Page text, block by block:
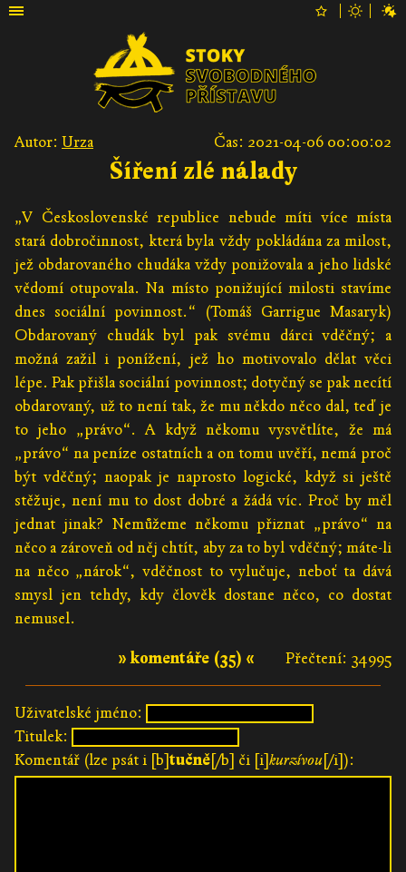
Autor: Urza Čas: 2021-04-06 00:00:02
Šíření zlé nálady
„V Československé republice nebude míti více místa
stará dobročinnost, která byla vždy pokládána za milost,
jež obdarovaného chudáka vždy ponižovala a jeho lidské
vědomí otupovala. Na místo ponižující milosti stavíme
dnes sociální povinnost.“ (Tomáš Garrigue Masaryk)
Obdarovaný chudák byl pak svému dárci vděčný; a
možná zažil i ponížení, jež ho motivovalo dělat věci
lépe. Pak přišla sociální povinnost; dotyčný se pak necítí
obdarovaný, už to není tak, že mu někdo něco dal, teď je
to jeho „právo“. A když někomu vysvětlíte, že má
„právo“ na peníze ostatních a on tomu uvěří, nemá proč
být vděčný; naopak je naprosto logické, když si ještě
stěžuje, není mu to dost dobré a žádá víc. Proč by měl
jednat jinak? Nemůžeme někomu přiznat „právo“ na
něco a zároveň od něj chtít, aby za to byl vděčný; máte-li
na něco „nárok“, vděčnost to vylučuje, neboť ta dává
smysl jen tehdy, kdy člověk dostane něco, co dostat
nemusel.
Přečtení: 34995
» komentáře (35) «
Uživatelské jméno:
Titulek:
Komentář (lze psát i [b]tučně[/b] či [i]kurzívou[/i]):